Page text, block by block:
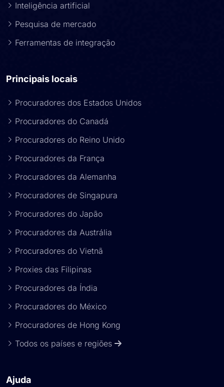
Inteligência artificial
Pesquisa de mercado
Ferramentas de integração
Principais locais
Procuradores dos Estados Unidos
Procuradores do Canadá
Procuradores do Reino Unido
Procuradores da França
Procuradores da Alemanha
Procuradores de Singapura
Procuradores do Japão
Procuradores da Austrália
Procuradores do Vietnã
Proxies das Filipinas
Procuradores da Índia
Procuradores do México
Procuradores de Hong Kong
Todos os países e regiões
Ajuda